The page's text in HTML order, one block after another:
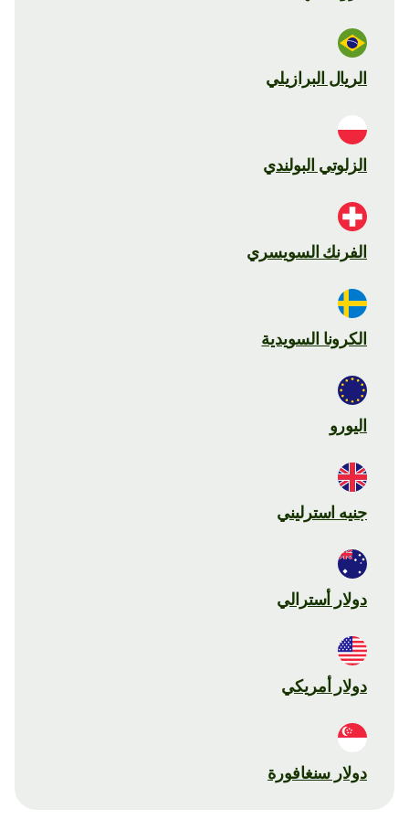
الريال البرازيلي
الزلوتي البولندي
الفرنك السويسري
الكرونا السويدية
اليورو
جنيه استرليني
دولار أسترالي
دولار أمريكي
دولار سنغافورة